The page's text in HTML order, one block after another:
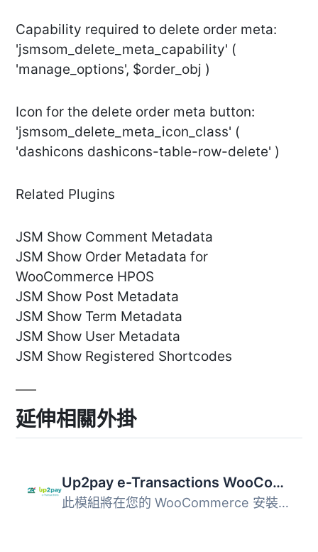
Capability required to delete order meta:
'jsmsom_delete_meta_capability' (
'manage_options', $order_obj )
Icon for the delete order meta button:
'jsmsom_delete_meta_icon_class' (
'dashicons dashicons-table-row-delete' )
Related Plugins
JSM Show Comment Metadata
JSM Show Order Metadata for
WooCommerce HPOS
JSM Show Post Metadata
JSM Show Term Metadata
JSM Show User Metadata
JSM Show Registered Shortcodes
延伸相關外掛
Up2pay e-Transactions WooCommerce Payment Gateway
此模組將在您的 WooCommerce 安裝中新增 Up2pay e-Transactio...